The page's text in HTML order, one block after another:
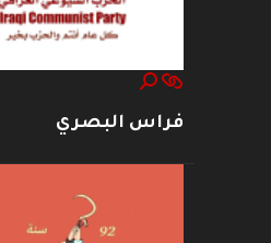
فراس البصري